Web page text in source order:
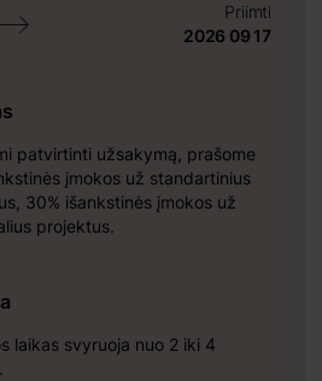
Priimti
2026 09 17
patvirtinti užsakymą, prašome
įmokos už standartinius
30% išankstinės įmokos už
projektus.
laikas svyruoja nuo 2 iki 4